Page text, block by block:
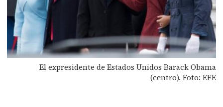
El expresidente de Estados Unidos Barack Obama
(centro). Foto: EFE